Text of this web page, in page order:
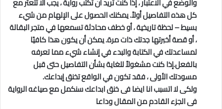
كل هذه التفاصيل أولاً. يمكنك الحصول على الإلهام من شيء
بسيط – لحظة تاريخية ، أو خطف محادثة تسمعها في متجر البقالة
، أو قصة أخبرتها جدتك ذات مرة. يمكن أن يكون هذا كافيًا
لمساعدتك في الكتابة والبدء في إنشاء شيء مما تعرفه
بالفعل.إذا كنت مشغولاً للغاية بشأن التفاصيل حتى قبل
مسودتك الأولى ، فقد تكون في الواقع تخنق إبداعك.
ولكى لا اتسبب انا ايضا فى خنق ابداعك سنكمل مع صياغه الرواية
فى الجزء القادم من المقال وداعا